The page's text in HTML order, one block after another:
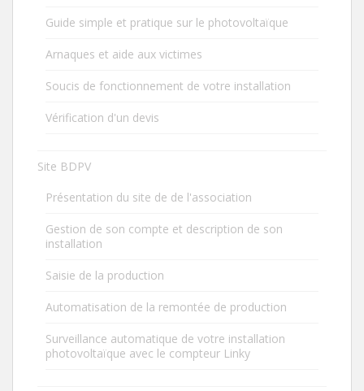
Guide simple et pratique sur le photovoltaïque
Arnaques et aide aux victimes
Soucis de fonctionnement de votre installation
Vérification d'un devis
Site BDPV
Présentation du site de de l'association
Gestion de son compte et description de son
installation
Saisie de la production
Automatisation de la remontée de production
Surveillance automatique de votre installation
photovoltaïque avec le compteur Linky